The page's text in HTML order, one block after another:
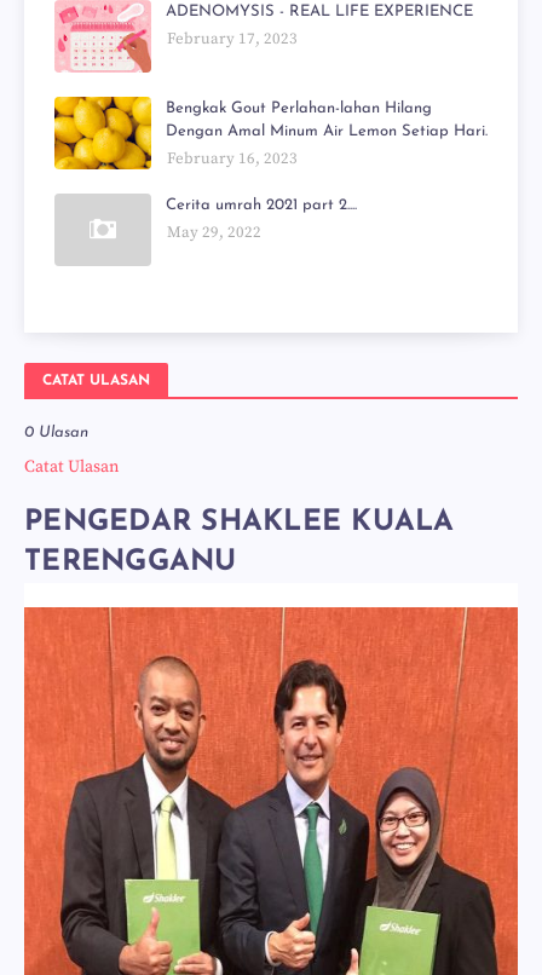
ADENOMYSIS - REAL LIFE EXPERIENCE
February 17, 2023
Bengkak Gout Perlahan-lahan Hilang
Dengan Amal Minum Air Lemon Setiap Hari.
February 16, 2023
Cerita umrah 2021 part 2....
May 29, 2022
CATAT ULASAN
0 Ulasan
Catat Ulasan
PENGEDAR SHAKLEE KUALA
TERENGGANU